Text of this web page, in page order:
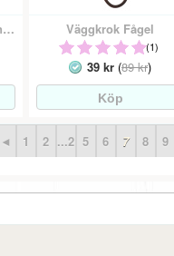
Välkommen Till Världen Rosa Kort - Gratulationskort A6 Väggkrok Fågel
(1)
39 kr (89 kr)
◄ 1 2 ...2 5 6 7 8 9